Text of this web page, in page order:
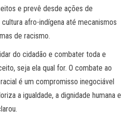
e prevê desde ações de
afro-indígena até mecanismos
de racismo.
do cidadão e combater toda e
seja ela qual for. O combate ao
é um compromisso inegociável
a igualdade, a dignidade humana e